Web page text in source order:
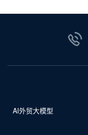
AI外贸大模型